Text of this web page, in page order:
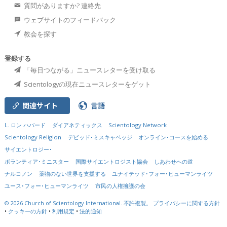
質問がありますか? 連絡先
ウェブサイトのフィードバック
教会を探す
登録する
「毎日つながる」ニュースレターを受け取る
Scientologyの現在ニュースレターをゲット
関連サイト 言語
L. ロン ハバード ダイアネティックス
Scientology Network
Scientology Religion
デビッド･ミスキャベッジ
オンライン･コースを始める
サイエントロジー･
ボランティア･ミニスター
国際サイエントロジスト協会
しあわせへの道
ナルコノン
薬物のない世界を支援する
ユナイテッド･フォー･ヒューマンライツ
ユース･フォー･ヒューマンライツ
市民の人権擁護の会
© 2026 Church of Scientology International. 不許複製。 プライバシーに関する方針
• クッキーの方針 • 利用規定 • 法的通知